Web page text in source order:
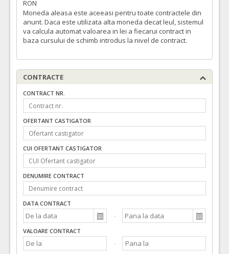
RON
Moneda aleasa este aceeasi pentru toate contractele din
anunt. Daca este utilizata alta moneda decat leul, sistemul
va calcula automat valoarea in lei a fiecarui contract in
baza cursului de schimb introdus la nivel de contract.
CONTRACTE
CONTRACT NR.
OFERTANT CASTIGATOR
CUI OFERTANT CASTIGATOR
DENUMIRE CONTRACT
DATA CONTRACT
VALOARE CONTRACT